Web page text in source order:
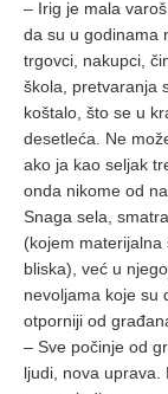
– Irig je mala
da su u godinama
trgovci, nakupci,
škola, pretvaranja
koštalo, što se u
desetleća. Ne
ako ja kao seljak
onda nikome od
Snaga sela,
(kojem
bliska), već u
nevoljama koje su
otporniji od
– Sve počinje od
ljudi, nova uprava.